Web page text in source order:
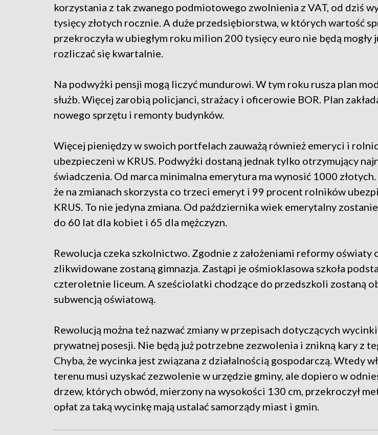
korzystania z tak zwanego podmiotowego zwolnienia z VAT, od dziś
tysięcy złotych rocznie. A duże przedsiębiorstwa, w których wartość
przekroczyła w ubiegłym roku milion 200 tysięcy euro nie będą mogły
rozliczać się kwartalnie.
Na podwyżki pensji mogą liczyć mundurowi. W tym roku rusza plan
służb. Więcej zarobią policjanci, strażacy i oficerowie BOR. Plan
nowego sprzętu i remonty budynków.
Więcej pieniędzy w swoich portfelach zauważą również emeryci i
ubezpieczeni w KRUS. Podwyżki dostaną jednak tylko otrzymujący
świadczenia. Od marca minimalna emerytura ma wynosić 1000 złotych.
że na zmianach skorzysta co trzeci emeryt i 99 procent rolników
KRUS. To nie jedyna zmiana. Od października wiek emerytalny
do 60 lat dla kobiet i 65 dla mężczyzn.
Rewolucja czeka szkolnictwo. Zgodnie z założeniami reformy oświaty
zlikwidowane zostaną gimnazja. Zastąpi je ośmioklasowa szkoła
czteroletnie liceum. A sześciolatki chodzące do przedszkoli zostaną
subwencją oświatową.
Rewolucją można też nazwać zmiany w przepisach dotyczących
prywatnej posesji. Nie będą już potrzebne zezwolenia i znikną kary z
Chyba, że wycinka jest związana z działalnością gospodarczą. Wtedy
terenu musi uzyskać zezwolenie w urzędzie gminy, ale dopiero w
drzew, których obwód, mierzony na wysokości 130 cm, przekroczył
opłat za taką wycinkę mają ustalać samorządy miast i gmin.